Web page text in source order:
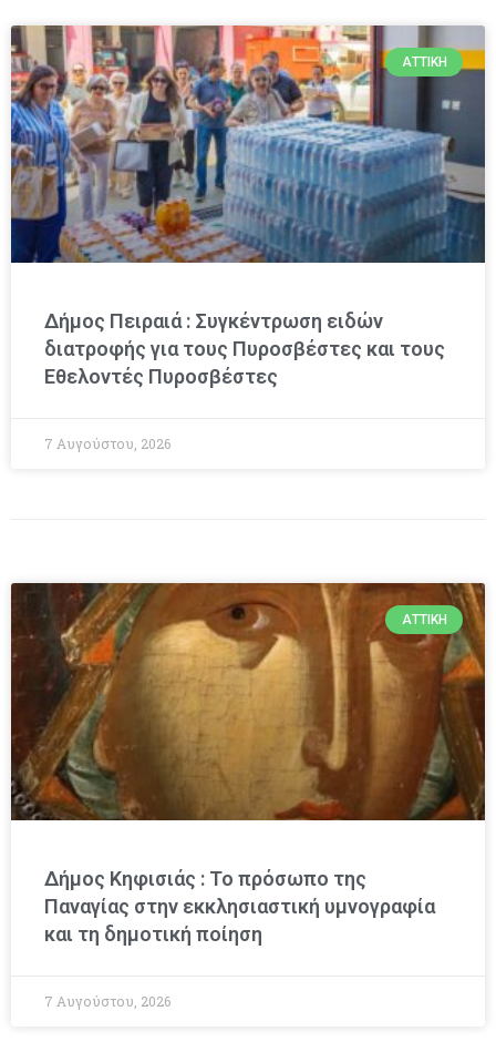
ΑΤΤΙΚΉ
Δήμος Πειραιά : Συγκέντρωση ειδών
διατροφής για τους Πυροσβέστες και τους
Εθελοντές Πυροσβέστες
7 Αυγούστου, 2026
ΑΤΤΙΚΉ
Δήμος Κηφισιάς : Το πρόσωπο της
Παναγίας στην εκκλησιαστική υμνογραφία
και τη δημοτική ποίηση
7 Αυγούστου, 2026